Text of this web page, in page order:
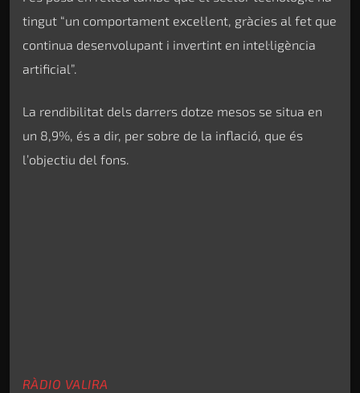
tingut “un comportament excel·lent, gràcies al fet que
continua desenvolupant i invertint en intel·ligència
artificial”.
La rendibilitat dels darrers dotze mesos se situa en
un 8,9%, és a dir, per sobre de la inflació, que és
l’objectiu del fons.
RÀDIO VALIRA